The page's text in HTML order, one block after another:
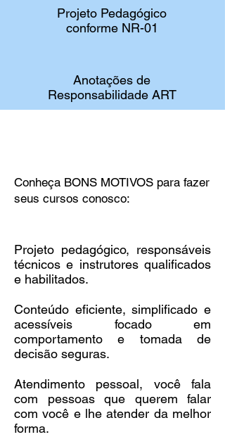
Projeto Pedagógico
conforme NR-01
Anotações de
Responsabilidade ART
Conheça BONS MOTIVOS para fazer
seus cursos conosco:
Projeto pedagógico, responsáveis
técnicos e instrutores qualificados
e habilitados.
Conteúdo eficiente, simplificado e
acessíveis focado em
comportamento e tomada de
decisão seguras.
Atendimento pessoal, você fala
com pessoas que querem falar
com você e lhe atender da melhor
forma.